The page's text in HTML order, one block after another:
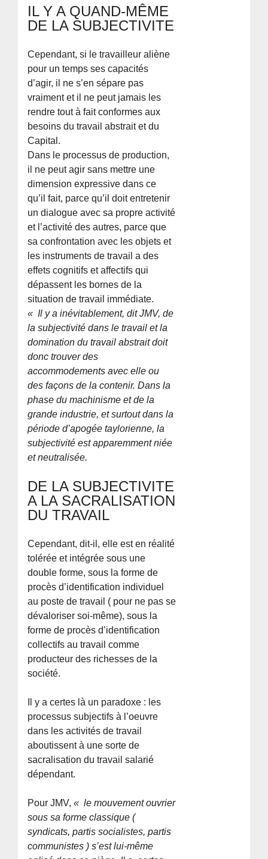
IL Y A QUAND-MÊME
DE LA SUBJECTIVITE
Cependant, si le travailleur aliène
pour un temps ses capacités
d’agir, il ne s’en sépare pas
vraiment et il ne peut jamais les
rendre tout à fait conformes aux
besoins du travail abstrait et du
Capital.
Dans le processus de production,
il ne peut agir sans mettre une
dimension expressive dans ce
qu’il fait, parce qu’il doit entretenir
un dialogue avec sa propre activité
et l’activité des autres, parce que
sa confrontation avec les objets et
les instruments de travail a des
effets cognitifs et affectifs qui
dépassent les bornes de la
situation de travail immédiate.
« Il y a inévitablement, dit JMV, de
la subjectivité dans le travail et la
domination du travail abstrait doit
donc trouver des
accommodements avec elle ou
des façons de la contenir. Dans la
phase du machinisme et de la
grande industrie, et surtout dans la
période d’apogée taylorienne, la
subjectivité est apparemment niée
et neutralisée.
DE LA SUBJECTIVITE
A LA SACRALISATION
DU TRAVAIL
Cependant, dit-il, elle est en réalité
tolérée et intégrée sous une
double forme, sous la forme de
procès d’identification individuel
au poste de travail ( pour ne pas se
dévaloriser soi-même), sous la
forme de procès d’identification
collectifs au travail comme
producteur des richesses de la
société.
Il y a certes là un paradoxe : les
processus subjectifs à l’oeuvre
dans les activités de travail
aboutissent à une sorte de
sacralisation du travail salarié
dépendant.
Pour JMV,« le mouvement ouvrier
sous sa forme classique (
syndicats, partis socialistes, partis
communistes ) s’est lui-même